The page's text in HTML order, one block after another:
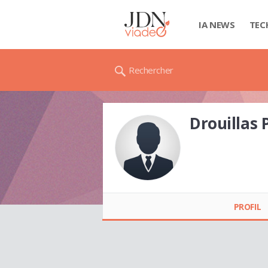
IA NEWS
Rechercher
Drouillas
PROFIL